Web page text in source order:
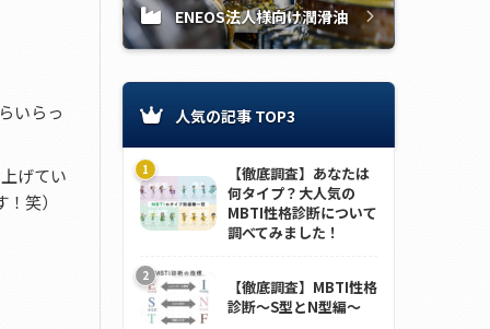
いらっ
げてい
笑）
ENEOS法人様向け潤滑油
人気の記事 TOP3
【徹底調査】あなたは
何タイプ？大人気の
MBTI性格診断について
調べてみました！
【徹底調査】MBTI性格
診断～S型とN型編～